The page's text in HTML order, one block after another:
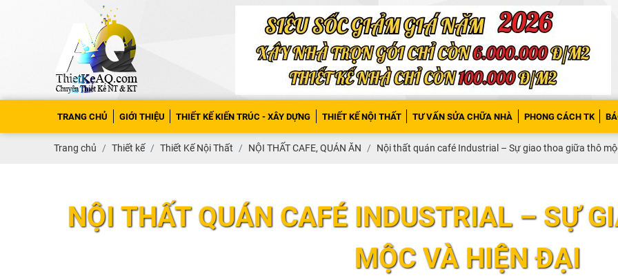
TRANG CHỦ GIỚI THIỆU THIẾT KẾ KIẾN TRÚC - XÂY DỰNG THIẾT KẾ NỘI THẤT TƯ VẤN SỬA CHỮA NHÀ PHONG CÁCH TK
Trang chủ Thiết kế Thiết Kế Nội Thất NỘI THẤT CAFE, QUÁN ĂN Nội thất quán café Industrial – Sự giao thoa giữa thô
NỘI THẤT QUÁN CAFÉ INDUSTRIAL – SỰ
MỘC VÀ HIỆN ĐẠI